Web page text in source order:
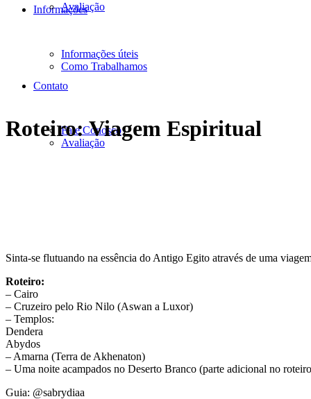
Informações
Informações úteis
Como Trabalhamos
Contato
Fale Conosco
Avaliação
Avaliação
Roteiro: Viagem Espiritual
Sinta-se flutuando na essência do Antigo Egito através de uma
Roteiro:
– Cairo
– Cruzeiro pelo Rio Nilo (Aswan a Luxor)
– Templos:
Dendera
Abydos
– Amarna (Terra de Akhenaton)
– Uma noite acampados no Deserto Branco (parte adicional no
Guia: @sabrydiaa